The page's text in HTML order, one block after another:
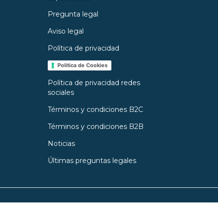
Pregunta legal
Aviso legal
Política de privacidad
Política de Cookies
Política de privacidad redes
sociales
Términos y condiciones B2C
Términos y condiciones B2B
Noticias
Últimas preguntas legales